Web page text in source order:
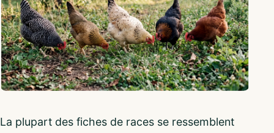
La plupart des fiches de races se ressemblent